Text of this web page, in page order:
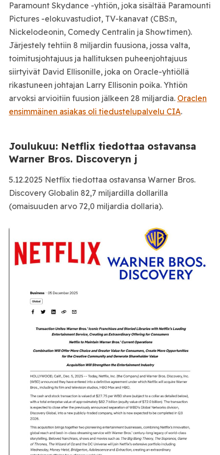
Paramount Skydance -yhtiön, joka sisältää Paramounti
Pictures -elokuvastudiot, TV-kanavat (CBS:n,
Nickelodeonin, Comedy Centralin ja Showtimen).
Järjestely tehtiin 8 miljardin fuusiona, jossa valta,
toimitusjohtajuus ja hallituksen puheenjohtajuus
siirtyivät David Ellisonille, joka on Oracle-yhtiöllä
rikastuneen johtajan Larry Ellisonin poika. Yhtiön
arvoksi arvioitiin fuusion jälkeen 28 miljardia. Oraclen
ensimmäinen asiakas oli tiedustelupalvelu CIA.
Joulukuu: Netflix tiedottaa ostavansa
Warner Bros. Discoveryn j
5.12.2025 Netflix tiedottaa ostavansa Warner Bros.
Discovery Globalin 82,7 miljardilla dollarilla
(omaisuuden arvo 72,0 miljardia dollaria).